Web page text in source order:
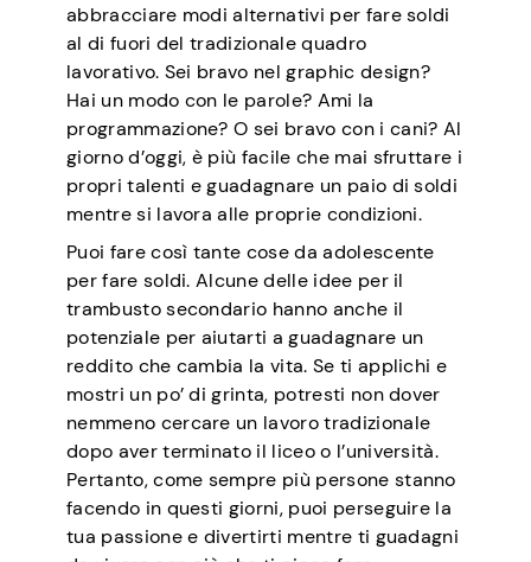
abbracciare modi alternativi per fare soldi
al di fuori del tradizionale quadro
lavorativo. Sei bravo nel graphic design?
Hai un modo con le parole? Ami la
programmazione? O sei bravo con i cani? Al
giorno d’oggi, è più facile che mai sfruttare i
propri talenti e guadagnare un paio di soldi
mentre si lavora alle proprie condizioni.
Puoi fare così tante cose da adolescente
per fare soldi. Alcune delle idee per il
trambusto secondario hanno anche il
potenziale per aiutarti a guadagnare un
reddito che cambia la vita. Se ti applichi e
mostri un po’ di grinta, potresti non dover
nemmeno cercare un lavoro tradizionale
dopo aver terminato il liceo o l’università.
Pertanto, come sempre più persone stanno
facendo in questi giorni, puoi perseguire la
tua passione e divertirti mentre ti guadagni